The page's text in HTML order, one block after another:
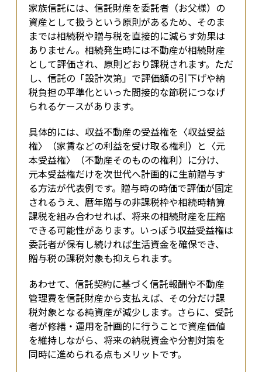
家族信託には、信託財産を委託者（お父様）の
資産として扱うという原則があるため、そのま
までは相続税や贈与税を直接的に減らす効果は
ありません。相続発生時には不動産が相続財産
として評価され、原則どおり課税されます。ただ
し、信託の「設計次第」で評価額の引下げや納
税負担の平準化といった間接的な節税につなげ
られるケースがあります。
具体的には、収益不動産の受益権を〈収益受益
権〉（家賃などの利益を受け取る権利）と〈元
本受益権〉（不動産そのものの権利）に分け、
元本受益権だけを次世代へ計画的に生前贈与す
る方法が代表例です。贈与時の時価で評価が固定
されるうえ、暦年贈与の非課税枠や相続時精算
課税を組み合わせれば、将来の相続財産を圧縮
できる可能性があります。いっぽう収益受益権は
委託者が保有し続ければ生活資金を確保でき、
贈与税の課税対象も抑えられます。
あわせて、信託契約に基づく信託報酬や不動産
管理費を信託財産から支払えば、その分だけ課
税対象となる純資産が減少します。さらに、受託
者が修繕・運用を計画的に行うことで資産価値
を維持しながら、将来の納税資金や分割対策を
同時に進められる点もメリットです。